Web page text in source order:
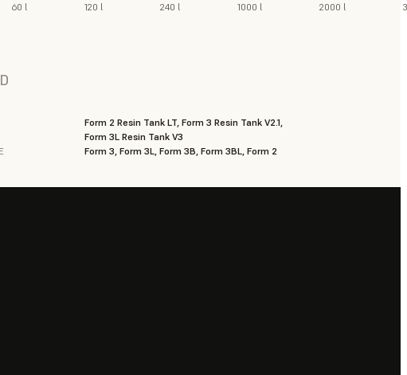
60 l 120 l 240 l 1000 l 2000 l
Form 2 Resin Tank LT, Form 3 Resin Tank V2.1,
Form 3L Resin Tank V3
Form 3, Form 3L, Form 3B, Form 3BL, Form 2